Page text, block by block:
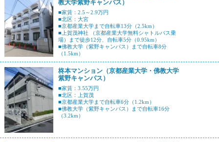
教大学紫野キャンパス）
■家賃：2.5～2.9万円
■北区：大宮
■京都産業大学まで自転車13分（2.5km）
■上賀茂神社 （京都産業大学無料シャトルバス乗
場）まで徒歩12分、自転車5分（0.95km）
■佛教大学（紫野キャンパス）まで自転車8分
（1.5km）
柊本マンション（京都産業大学・佛教大学
紫野キャンパス）
■家賃：3.55万円
■北区：上賀茂
■京都産業大学まで自転車6分（1.2km）
■佛教大学（紫野キャンパス）まで自転車16分
（3.2km）